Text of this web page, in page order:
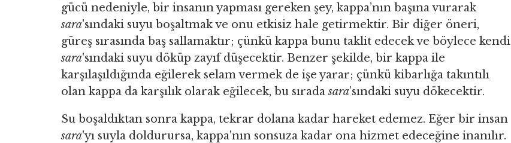
gücü nedeniyle, bir insanın yapması gereken şey, kappa’nın başına vurarak
sara'sındaki suyu boşaltmak ve onu etkisiz hale getirmektir. Bir diğer öneri,
güreş sırasında baş sallamaktır; çünkü kappa bunu taklit edecek ve böylece kendi
sara'sındaki suyu döküp zayıf düşecektir. Benzer şekilde, bir kappa ile
karşılaşıldığında eğilerek selam vermek de işe yarar; çünkü kibarlığa takıntılı
olan kappa da karşılık olarak eğilecek, bu sıradasara’sındaki suyu dökecektir.
Su boşaldıktan sonra kappa, tekrar dolana kadar hareket edemez. Eğer bir insan
sara'yı suyla doldurursa, kappa'nın sonsuza kadar ona hizmet edeceğine inanılır.